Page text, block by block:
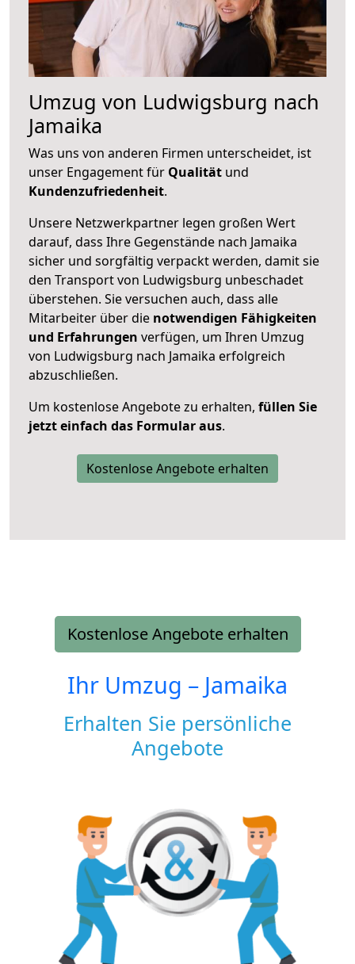
Umzug von Ludwigsburg nach
Jamaika
Was uns von anderen Firmen unterscheidet, ist
unser Engagement für Qualität und
Kundenzufriedenheit.
Unsere Netzwerkpartner legen großen Wert
darauf, dass Ihre Gegenstände nach Jamaika
sicher und sorgfältig verpackt werden, damit sie
den Transport von Ludwigsburg unbeschadet
überstehen. Sie versuchen auch, dass alle
Mitarbeiter über die notwendigen Fähigkeiten
und Erfahrungen verfügen, um Ihren Umzug
von Ludwigsburg nach Jamaika erfolgreich
abzuschließen.
Um kostenlose Angebote zu erhalten, füllen Sie
jetzt einfach das Formular aus.
Kostenlose Angebote erhalten
Kostenlose Angebote erhalten
Ihr Umzug – Jamaika
Erhalten Sie persönliche
Angebote